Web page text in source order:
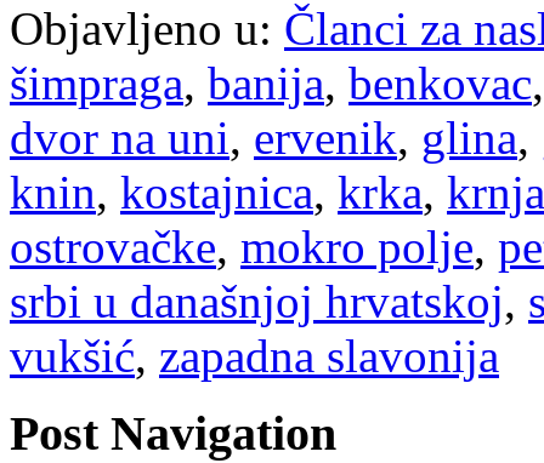
Objavljeno u: Članci za
šimpraga, banija, benkovac
dvor na uni, ervenik, glina,
knin, kostajnica, krka,
ostrovačke, mokro polje,
srbi u današnjoj hrvatskoj,
vukšić, zapadna slavonija
Post Navigation